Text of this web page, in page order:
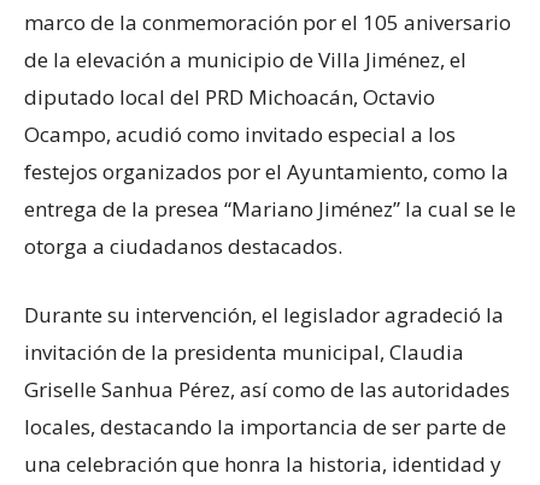
marco de la conmemoración por el 105 aniversario
de la elevación a municipio de Villa Jiménez, el
diputado local del PRD Michoacán, Octavio
Ocampo, acudió como invitado especial a los
festejos organizados por el Ayuntamiento, como la
entrega de la presea “Mariano Jiménez” la cual se le
otorga a ciudadanos destacados.
Durante su intervención, el legislador agradeció la
invitación de la presidenta municipal, Claudia
Griselle Sanhua Pérez, así como de las autoridades
locales, destacando la importancia de ser parte de
una celebración que honra la historia, identidad y